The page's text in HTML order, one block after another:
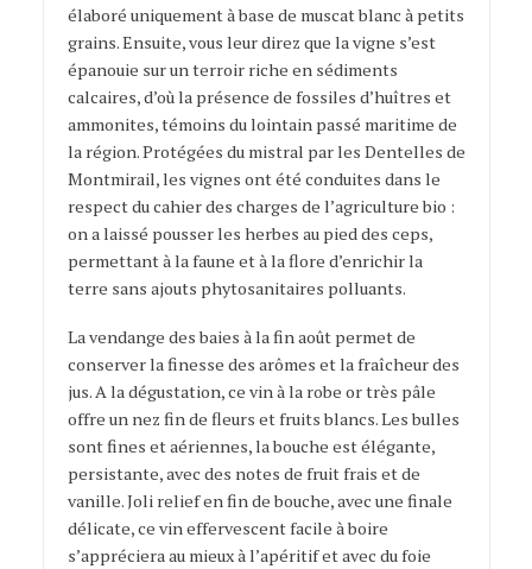
élaboré uniquement à base de muscat blanc à petits
grains. Ensuite, vous leur direz que la vigne s’est
épanouie sur un terroir riche en sédiments
calcaires, d’où la présence de fossiles d’huîtres et
ammonites, témoins du lointain passé maritime de
la région. Protégées du mistral par les Dentelles de
Montmirail, les vignes ont été conduites dans le
respect du cahier des charges de l’agriculture bio :
on a laissé pousser les herbes au pied des ceps,
permettant à la faune et à la flore d’enrichir la
terre sans ajouts phytosanitaires polluants.
La vendange des baies à la fin août permet de
conserver la finesse des arômes et la fraîcheur des
jus. A la dégustation, ce vin à la robe or très pâle
offre un nez fin de fleurs et fruits blancs. Les bulles
sont fines et aériennes, la bouche est élégante,
persistante, avec des notes de fruit frais et de
vanille. Joli relief en fin de bouche, avec une finale
délicate, ce vin effervescent facile à boire
s’appréciera au mieux à l’apéritif et avec du foie